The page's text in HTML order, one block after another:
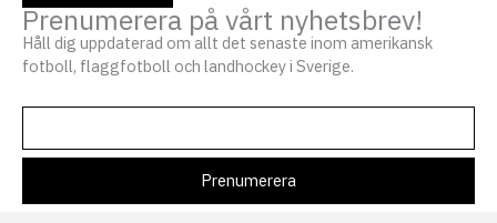
Prenumerera på vårt nyhetsbrev!
Håll dig uppdaterad om allt det senaste inom amerikansk
fotboll, flaggfotboll och landhockey i Sverige.